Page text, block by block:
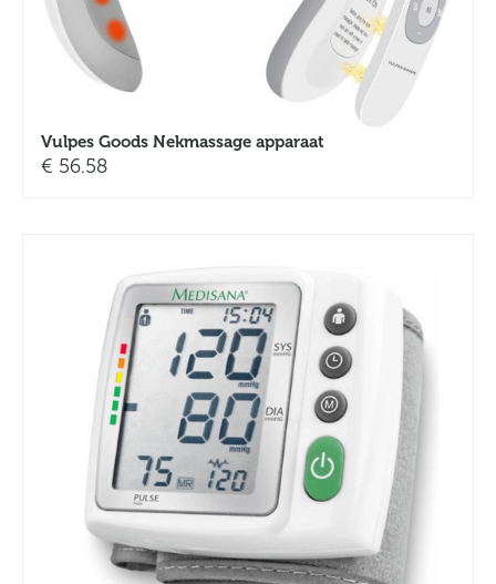
Vulpes Goods Nekmassage apparaat
€ 56.58